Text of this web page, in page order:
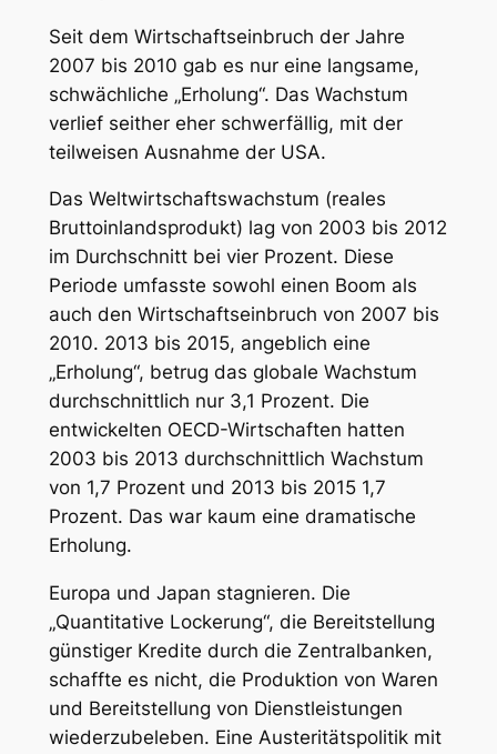
Seit dem Wirtschaftseinbruch der Jahre
2007 bis 2010 gab es nur eine langsame,
schwächliche „Erholung“. Das Wachstum
verlief seither eher schwerfällig, mit der
teilweisen Ausnahme der USA.
Das Weltwirtschaftswachstum (reales
Bruttoinlandsprodukt) lag von 2003 bis 2012
im Durchschnitt bei vier Prozent. Diese
Periode umfasste sowohl einen Boom als
auch den Wirtschaftseinbruch von 2007 bis
2010. 2013 bis 2015, angeblich eine
„Erholung“, betrug das globale Wachstum
durchschnittlich nur 3,1 Prozent. Die
entwickelten OECD-Wirtschaften hatten
2003 bis 2013 durchschnittlich Wachstum
von 1,7 Prozent und 2013 bis 2015 1,7
Prozent. Das war kaum eine dramatische
Erholung.
Europa und Japan stagnieren. Die
„Quantitative Lockerung“, die Bereitstellung
günstiger Kredite durch die Zentralbanken,
schaffte es nicht, die Produktion von Waren
und Bereitstellung von Dienstleistungen
wiederzubeleben. Eine Austeritätspolitik mit